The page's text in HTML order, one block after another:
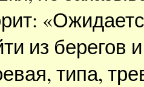
из берегов
типа,